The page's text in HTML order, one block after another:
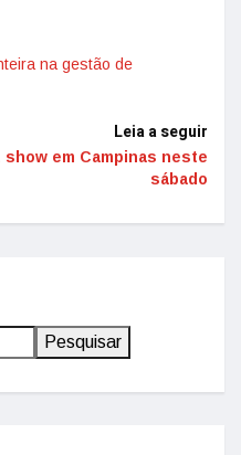
na gestão de
Leia a seguir
em Campinas neste
sábado
Pesquisar